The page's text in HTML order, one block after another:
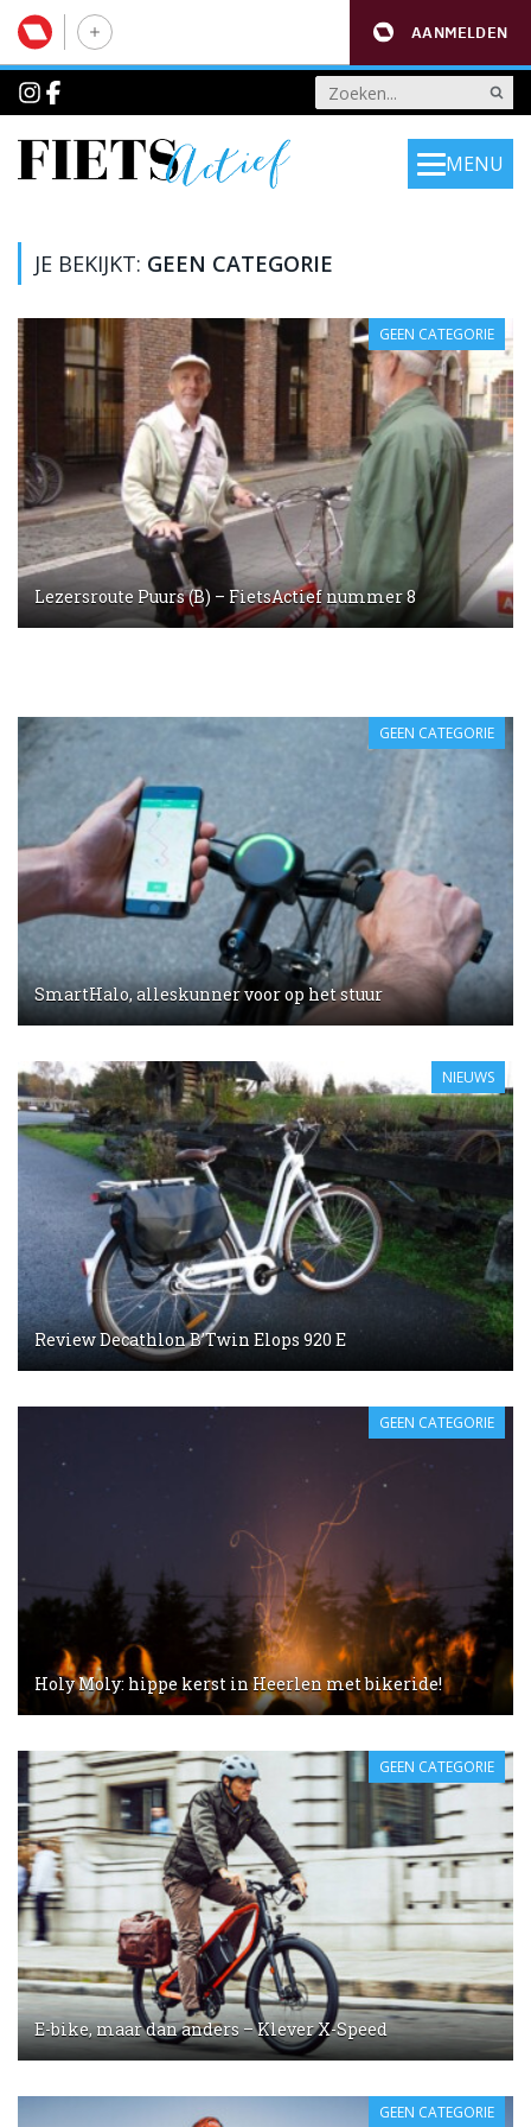
AANMELDEN
MENU
JE BEKIJKT: GEEN CATEGORIE
Lezersroute Puurs (B) – FietsActief nummer 8
GEEN CATEGORIE
SmartHalo, alleskunner voor op het stuur
GEEN CATEGORIE
Review Decathlon B’Twin Elops 920 E
NIEUWS
Holy Moly: hippe kerst in Heerlen met bikeride!
GEEN CATEGORIE
E-bike, maar dan anders – Klever X-Speed
GEEN CATEGORIE
GEEN CATEGORIE